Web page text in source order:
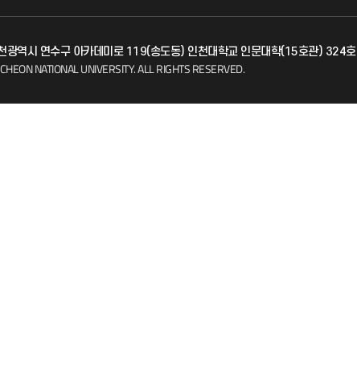
자주 묻는 질문(FAQ) 산학협력단
광역시 연수구 아카데미로 119(송도동) 인천대학교 인문대학(15호관) 324호
NATIONAL UNIVERSITY.ALL RIGHTS RESERVED.